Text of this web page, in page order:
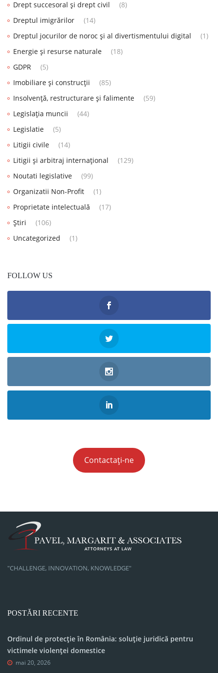
Drept succesoral și drept civil
(8)
Dreptul imigrărilor
(14)
Dreptul jocurilor de noroc și al divertismentului digital
(1)
Energie și resurse naturale
(18)
GDPR
(5)
Imobiliare și construcții
(85)
Insolvență, restructurare și falimente
(59)
Legislația muncii
(44)
Legislatie
(5)
Litigii civile
(14)
Litigii și arbitraj internațional
(129)
Noutati legislative
(99)
Organizatii Non-Profit
(1)
Proprietate intelectuală
(17)
Știri
(106)
Uncategorized
(1)
FOLLOW US
Contactați-ne
"CHALLENGE, INNOVATION, KNOWLEDGE"
POSTĂRI RECENTE
Ordinul de protecție în România: soluție juridică pentru
victimele violenței domestice
mai 20, 2026